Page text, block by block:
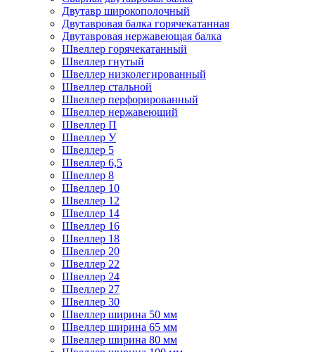
Двутавр широкополочный
Двутавровая балка горячекатанная
Двутавровая нержавеющая балка
Швеллер горячекатанный
Швеллер гнутый
Швеллер низколегированный
Швеллер стальной
Швеллер перфорированный
Швеллер нержавеющий
Швеллер П
Швеллер У
Швеллер 5
Швеллер 6,5
Швеллер 8
Швеллер 10
Швеллер 12
Швеллер 14
Швеллер 16
Швеллер 18
Швеллер 20
Швеллер 22
Швеллер 24
Швеллер 27
Швеллер 30
Швеллер ширина 50 мм
Швеллер ширина 65 мм
Швеллер ширина 80 мм